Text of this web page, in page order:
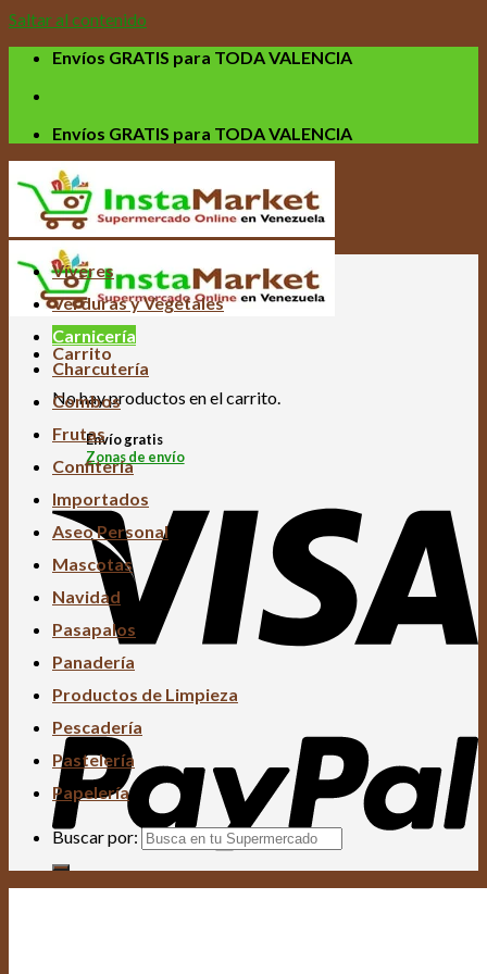
Saltar al contenido
Envíos GRATIS para TODA VALENCIA
Envíos GRATIS para TODA VALENCIA
Carrito
No hay productos en el carrito.
Envío gratis
Zonas de envío
Víveres
Verduras y Vegetales
Carnicería
Charcutería
Combos
Frutas
Confitería
Importados
Aseo Personal
Mascotas
Navidad
Pasapalos
Panadería
Productos de Limpieza
Pescadería
Pastelería
Papelería
Buscar por: